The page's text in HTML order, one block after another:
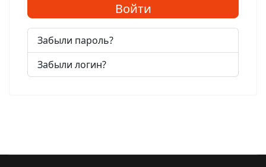
Войти
Забыли пароль?
Забыли логин?